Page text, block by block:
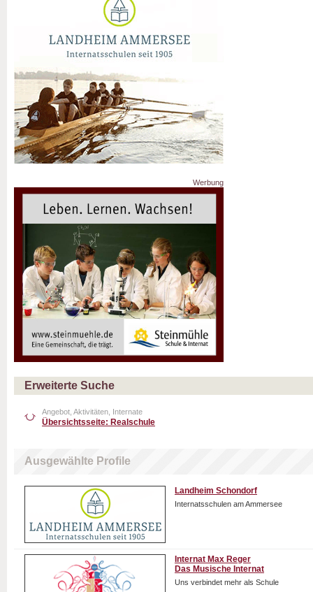
Werbung
Erweiterte Suche
Angebot, Aktivitäten, Internate
Übersichtsseite: Realschule
Ausgewählte Profile
Landheim Schondorf
Internatsschulen am Ammersee
Internat Max Reger
Das Musische Internat
Uns verbindet mehr als Schule